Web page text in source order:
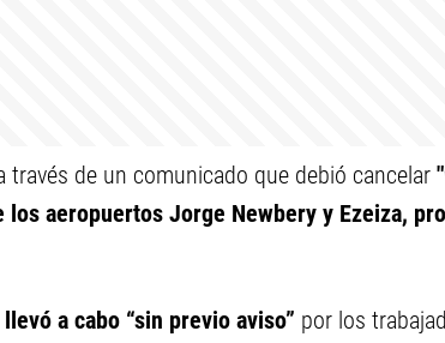
través de un comunicado que debió cancelar
aeropuertos Jorge Newbery y Ezeiza,
a cabo “sin previo aviso” por los